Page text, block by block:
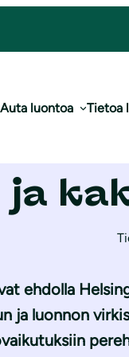
Auta luontoa Tietoa
kansalaisliike ja kaksi
ja
ehdolla
ja luonnon